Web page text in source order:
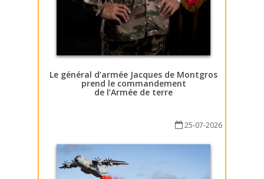
Le général d’armée Jacques de Montgros
prend le commandement
de l’Armée de terre
25-07-2026